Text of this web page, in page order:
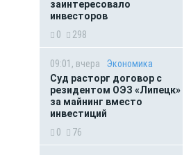
заинтересовало
инвесторов
0
298
09:01, вчера
Экономика
Суд расторг договор с
резидентом ОЭЗ «Липецк»
за майнинг вместо
инвестиций
0
76